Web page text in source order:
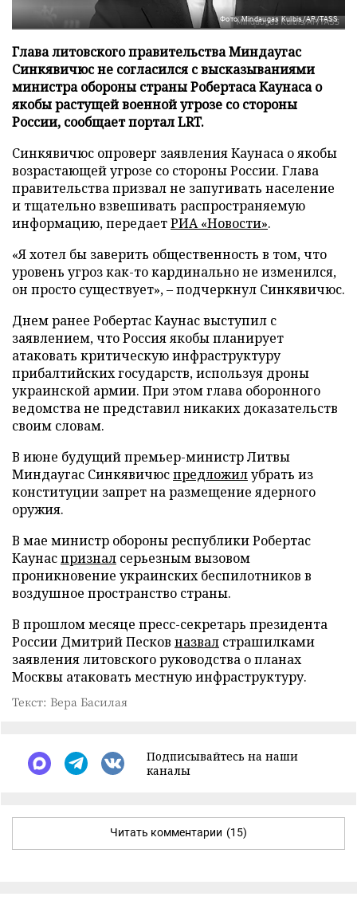
Фото: Mindaugas Kulbis/AP/TASS
Глава литовского правительства Миндаугас
Синкявичюс не согласился с высказываниями
министра обороны страны Робертаса Каунаса о
якобы растущей военной угрозе со стороны
России, сообщает портал LRT.
Синкявичюс опроверг заявления Каунаса о якобы
возрастающей угрозе со стороны России. Глава
правительства призвал не запугивать население
и тщательно взвешивать распространяемую
информацию, передаетРИА «Новости».
«Я хотел бы заверить общественность в том, что
уровень угроз как-то кардинально не изменился,
он просто существует», – подчеркнул Синкявичюс.
Днем ранее Робертас Каунас выступил с
заявлением, что Россия якобы планирует
атаковать критическую инфраструктуру
прибалтийских государств, используя дроны
украинской армии. При этом глава оборонного
ведомства не представил никаких доказательств
своим словам.
В июне будущий премьер-министр Литвы
Миндаугас Синкявичюспредложилубрать из
конституции запрет на размещение ядерного
оружия.
В мае министр обороны республики Робертас
Каунаспризнал серьезным вызовом
проникновение украинских беспилотников в
воздушное пространство страны.
В прошлом месяце пресс-секретарь президента
России Дмитрий Песков назвал страшилками
заявления литовского руководства о планах
Москвы атаковать местную инфраструктуру.
Текст: Вера Басилая
Подписывайтесь на наши
каналы
Читать комментарии (15)